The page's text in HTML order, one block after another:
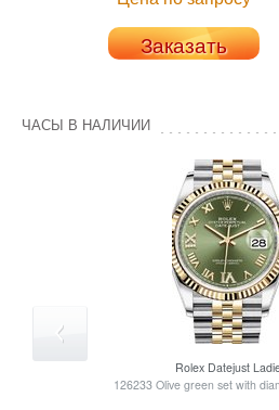
Заказать
ЧАСЫ В НАЛИЧИИ
Rolex Datejust
126233 Olive green set with